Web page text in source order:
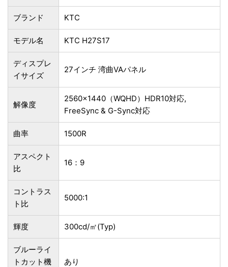
ブランド KTC
モデル名 KTC H27S17
ディスプレ
イサイズ
27インチ 湾曲VAパネル
解像度
2560x1440（WQHD）HDR10対応,
FreeSync & G-Sync対応
曲率 1500R
アスペクト
比
16：9
コントラス
ト比
5000:1
輝度 300cd/㎡(Typ)
ブルーライ
トカット機
あり